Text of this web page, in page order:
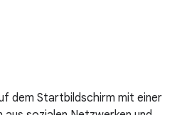
dem Startbildschirm mit einer